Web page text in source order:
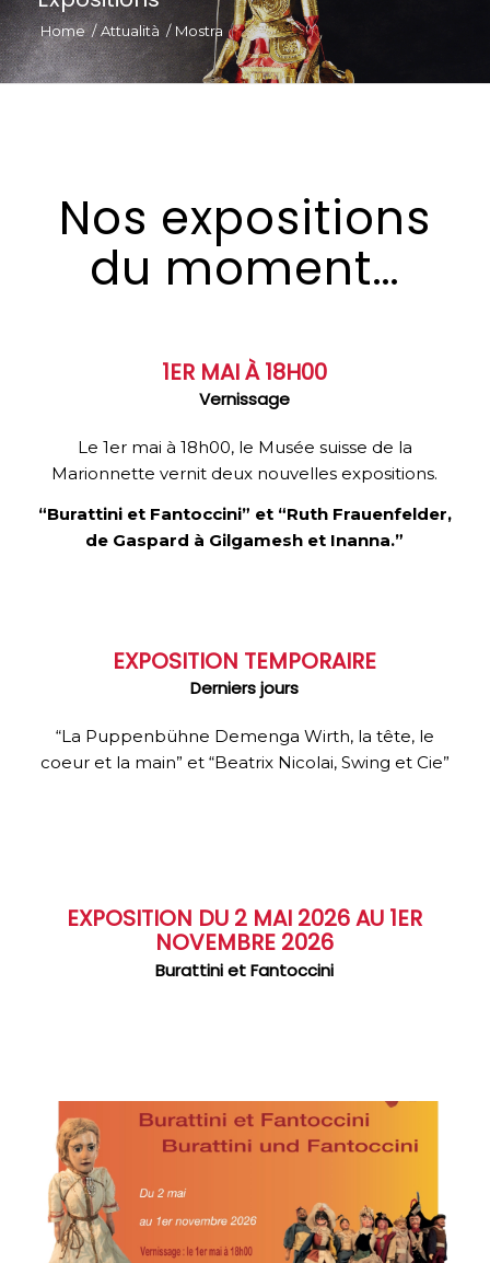
Home / Attualità / Mostra
Nos expositions
du moment…
1ER MAI À 18H00
Vernissage
Le 1er mai à 18h00, le Musée suisse de la
Marionnette vernit deux nouvelles expositions.
“Burattini et Fantoccini” et “Ruth Frauenfelder,
de Gaspard à Gilgamesh et Inanna.”
EXPOSITION TEMPORAIRE
Derniers jours
“La Puppenbühne Demenga Wirth, la tête, le
coeur et la main” et “Beatrix Nicolai, Swing et Cie”
EXPOSITION DU 2 MAI 2026 AU 1ER
NOVEMBRE 2026
Burattini et Fantoccini